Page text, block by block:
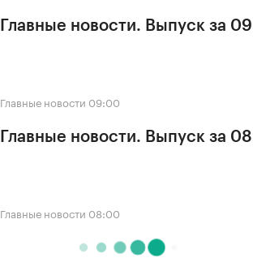
Главные новости. Выпуск за
Главные новости 09:00
Главные новости. Выпуск за
Главные новости 08:00